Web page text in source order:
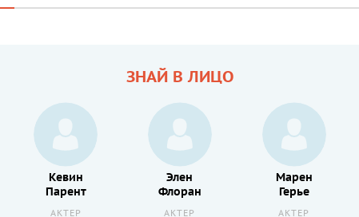
ЗНАЙ В ЛИЦО
Кевин
Парент
АКТЕР
Элен
Флоран
АКТЕР
Марен
Герье
АКТЕР